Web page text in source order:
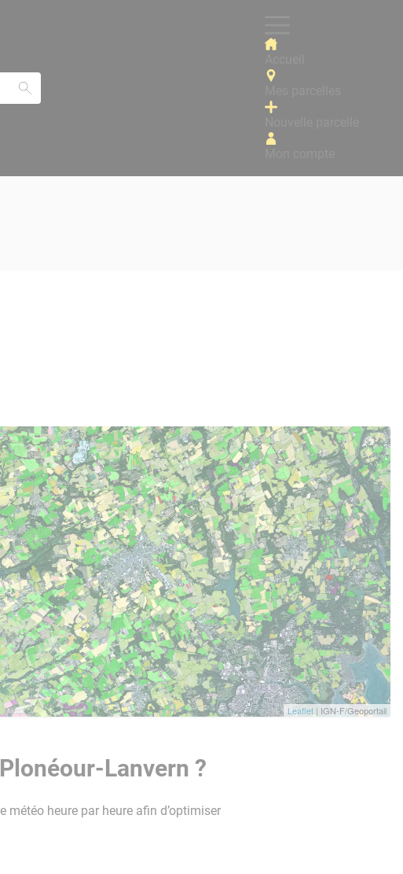
Leaflet | IGN-F/Geoportail
Lanvern ?
heure par heure afin d’optimiser